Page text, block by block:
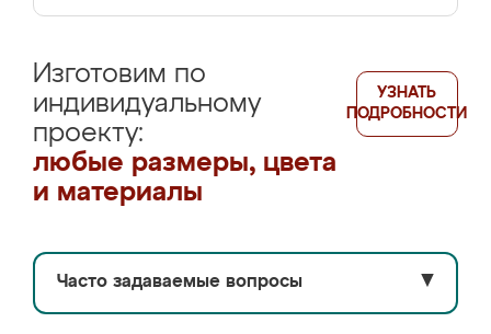
Изготовим по
индивидуальному
проекту:
любые размеры, цвета
и материалы
УЗНАТЬ
ПОДРОБНОСТИ
Часто задаваемые вопросы ▼